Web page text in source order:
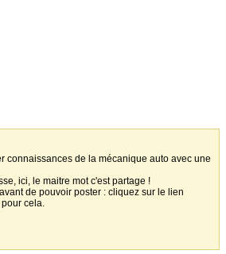
connaissances de la mécanique auto avec une
ici, le maitre mot c'est partage !
avant de pouvoir poster : cliquez sur le lien
cela.